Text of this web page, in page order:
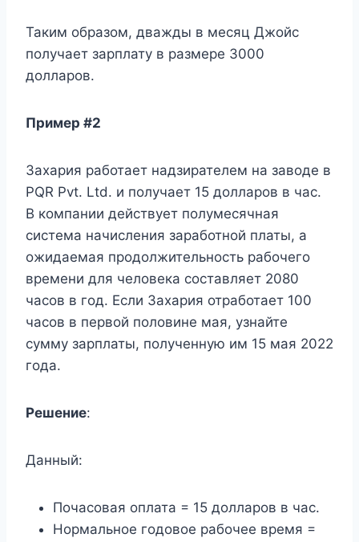
Таким образом, дважды в месяц Джойс
получает зарплату в размере 3000
долларов.
Пример #2
Захария работает надзирателем на заводе в
PQR Pvt. Ltd. и получает 15 долларов в час.
В компании действует полумесячная
система начисления заработной платы, а
ожидаемая продолжительность рабочего
времени для человека составляет 2080
часов в год. Если Захария отработает 100
часов в первой половине мая, узнайте
сумму зарплаты, полученную им 15 мая 2022
года.
Решение:
Данный:
Почасовая оплата = 15 долларов в час.
Нормальное годовое рабочее время =